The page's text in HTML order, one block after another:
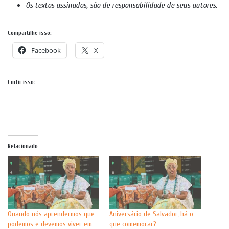
Os textos assinados, são de responsabilidade de seus autores.
Compartilhe isso:
Facebook X
Curtir isso:
Relacionado
Quando nós aprendermos que
podemos e devemos viver em
Aniversário de Salvador, há o
que comemorar?